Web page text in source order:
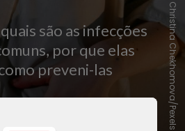
são as infecções
por que elas
preveni-las
Christina Chekhomova/Pexels